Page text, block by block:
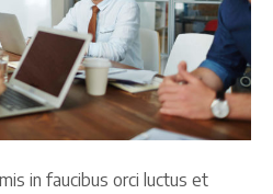
in faucibus orci luctus et